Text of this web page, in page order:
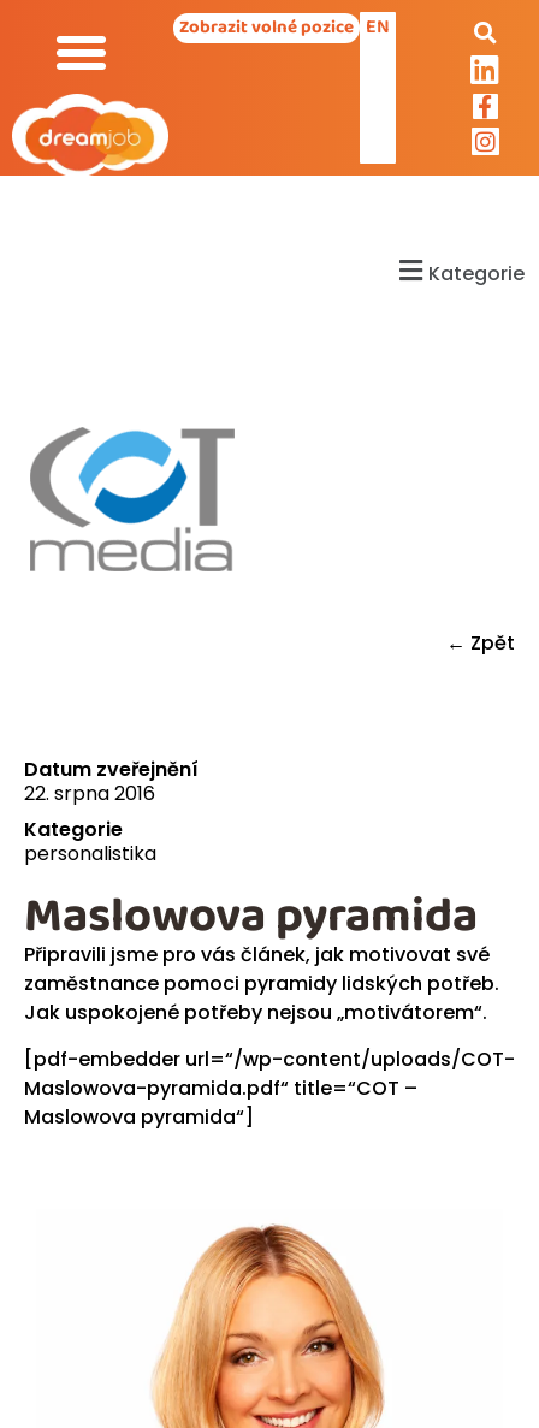
Zobrazit volné pozice EN
Kategorie
← Zpět
Datum zveřejnění
22. srpna 2016
Kategorie
personalistika
Připravili jsme pro vás článek, jak motivovat své
zaměstnance pomoci pyramidy lidských potřeb.
Jak uspokojené potřeby nejsou „motivátorem“.
[pdf-embedder url=“/wp-content/uploads/COT-
Maslowova-pyramida.pdf“ title=“COT –
Maslowova pyramida“]
Maslowova pyramida